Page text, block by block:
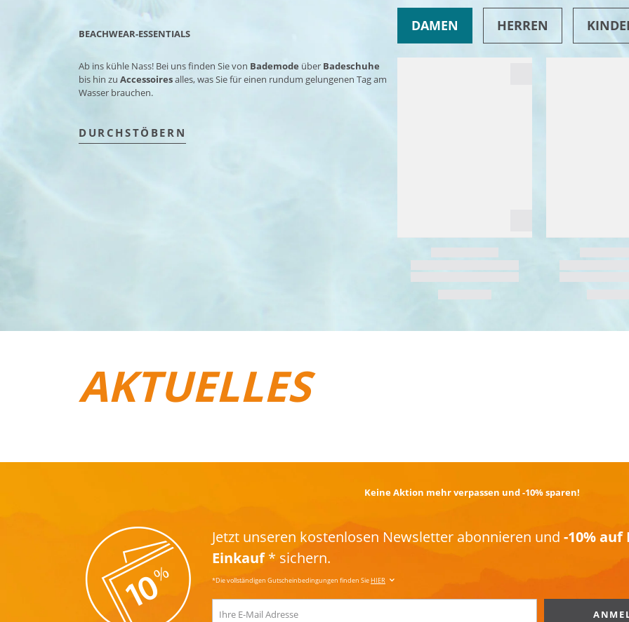
BEACHWEAR-ESSENTIALS
Ab ins kühle Nass! Bei uns finden Sie von Bademode über Badeschuhe
bis hin zu Accessoiresalles, was Sie für einen rundum gelungenen Tag am
Wasser brauchen.
DURCHSTÖBERN
DAMEN HERREN
AKTUELLES
Keine Aktion mehr verpassen und -10% sparen!
Jetzt unseren kostenlosen Newsletter abonnieren und -10%
Einkauf* sichern.
*Die vollständigen Gutscheinbedingungen finden SieHIER